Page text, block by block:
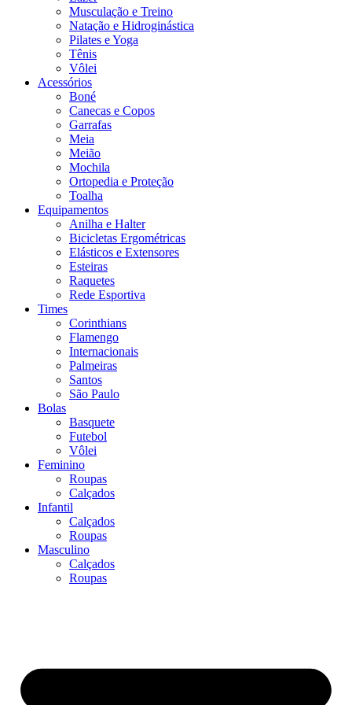
Musculação e Treino
Natação e Hidroginástica
Pilates e Yoga
Tênis
Vôlei
Acessórios
Boné
Canecas e Copos
Garrafas
Meia
Meião
Mochila
Ortopedia e Proteção
Toalha
Equipamentos
Anilha e Halter
Bicicletas Ergométricas
Elásticos e Extensores
Esteiras
Raquetes
Rede Esportiva
Times
Corinthians
Flamengo
Internacionais
Palmeiras
Santos
São Paulo
Bolas
Basquete
Futebol
Vôlei
Feminino
Roupas
Calçados
Infantil
Calçados
Roupas
Masculino
Calçados
Roupas